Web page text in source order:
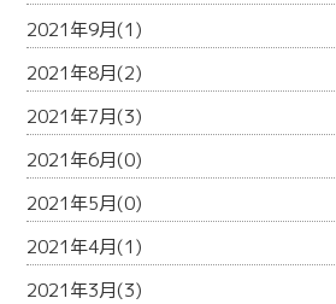
2021年9月(1)
2021年8月(2)
2021年7月(3)
2021年6月(0)
2021年5月(0)
2021年4月(1)
2021年3月(3)